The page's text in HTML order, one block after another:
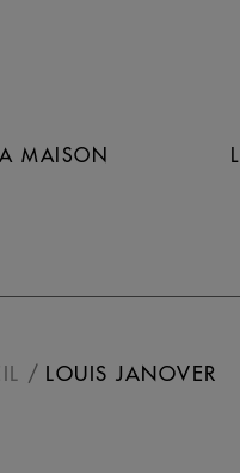
MAISON
LOUIS JANOVER